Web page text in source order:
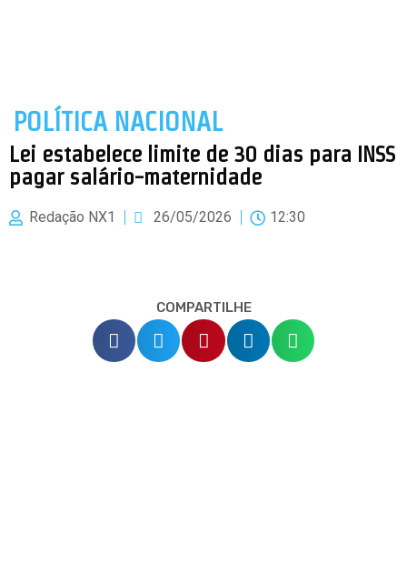
POLÍTICA NACIONAL
Lei estabelece limite de 30 dias para INSS
pagar salário-maternidade
Redação NX1 26/05/2026 12:30
COMPARTILHE